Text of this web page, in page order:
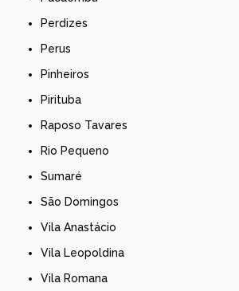
Perdizes
Perus
Pinheiros
Pirituba
Raposo Tavares
Rio Pequeno
Sumaré
São Domingos
Vila Anastácio
Vila Leopoldina
Vila Romana